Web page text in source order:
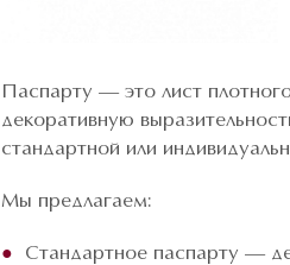
Паспарту — это лист
декоративную
стандартной или
Мы предлагаем:
Стандартное паспарту —